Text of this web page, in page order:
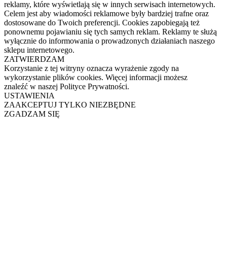
reklamy, które wyświetlają się w innych serwisach internetowych.
Celem jest aby wiadomości reklamowe były bardziej trafne oraz
dostosowane do Twoich preferencji. Cookies zapobiegają też
ponownemu pojawianiu się tych samych reklam. Reklamy te służą
wyłącznie do informowania o prowadzonych działaniach naszego
sklepu internetowego.
ZATWIERDZAM
Korzystanie z tej witryny oznacza wyrażenie zgody na
wykorzystanie plików cookies. Więcej informacji możesz
znaleźć w naszej Polityce Prywatności.
USTAWIENIA
ZAAKCEPTUJ TYLKO NIEZBĘDNE
ZGADZAM SIĘ